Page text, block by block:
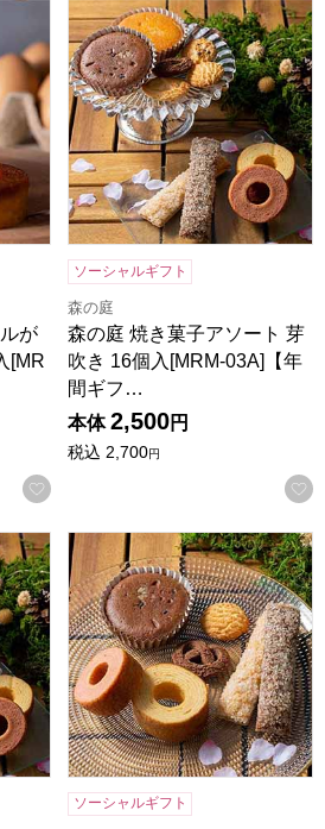
がしみ込んだバーム 5個入[MRL-
が
[MR
お気に入りに登録する
森の庭 焼き菓子アソート 芽
ソーシャルギフト
森の庭
森の庭 焼き菓子アソート 芽
吹き 16個入[MRM-03A]【年
間ギフ…
本体 2,500円
税込 2,700円
フラワーリース 10個入[MRM-02A]
森の庭 焼き菓子アソート フ
ソーシャルギフト